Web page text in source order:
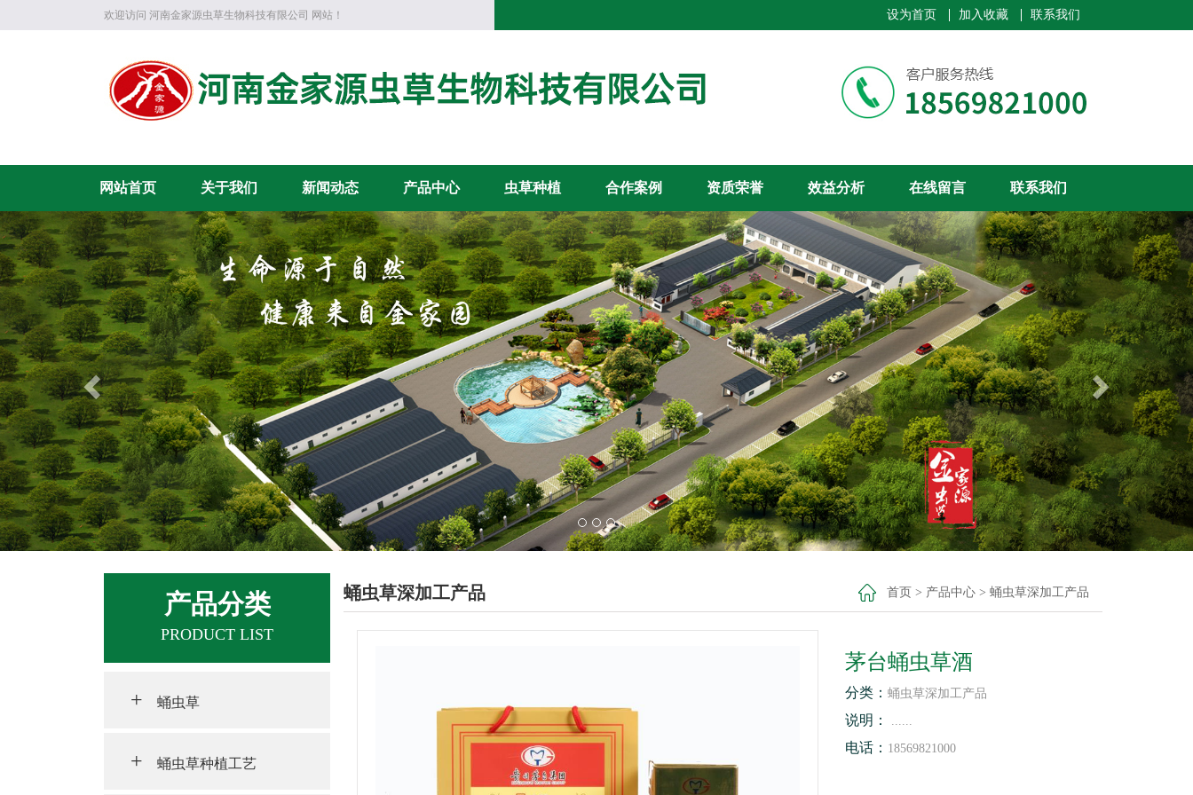
欢迎访问 河南金家源虫草生物科技有限公司 网站！ 设为首页 加入收藏 联系我们
网站首页 关于我们 新闻动态 产品中心 虫草种植 合作案例 资质荣誉 效益分析 在线留言 联系我们
产品分类
PRODUCT LIST
+ 蛹虫草
+ 蛹虫草种植工艺
蛹虫草深加工产品 首页 > 产品中心 > 蛹虫草深加工产品
茅台蛹虫草酒
分类：蛹虫草深加工产品
说明： ......
电话： 18569821000